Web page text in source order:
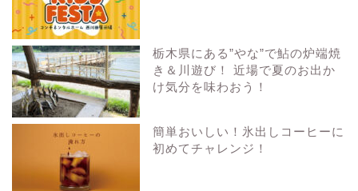
栃木県にある”やな”で鮎の炉端焼
き＆川遊び！ 近場で夏のお出か
け気分を味わおう！
簡単おいしい！氷出しコーヒーに
初めてチャレンジ！